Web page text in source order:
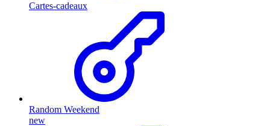
Cartes-cadeaux
Random Weekend
new